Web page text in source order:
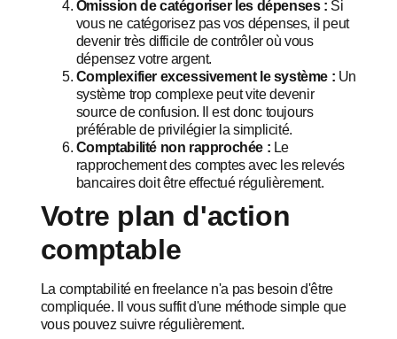
Omission de catégoriser les dépenses : Si
vous ne catégorisez pas vos dépenses, il peut
devenir très difficile de contrôler où vous
dépensez votre argent.
Complexifier excessivement le système : Un
système trop complexe peut vite devenir
source de confusion. Il est donc toujours
préférable de privilégier la simplicité.
Comptabilité non rapprochée : Le
rapprochement des comptes avec les relevés
bancaires doit être effectué régulièrement.
Votre plan d'action
comptable
La comptabilité en freelance n'a pas besoin d'être
compliquée. Il vous suffit d'une méthode simple que
vous pouvez suivre régulièrement.